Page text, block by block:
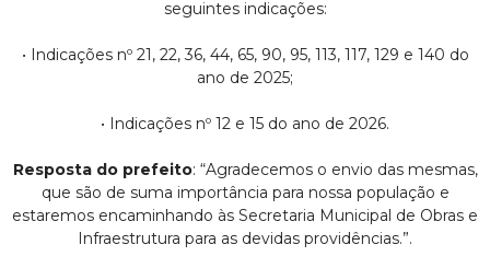
seguintes indicações:
• Indicações nº 21, 22, 36, 44, 65, 90, 95, 113, 117, 129 e 140 do
ano de 2025;
• Indicações nº 12 e 15 do ano de 2026.
Resposta do prefeito: “Agradecemos o envio das mesmas,
que são de suma importância para nossa população e
estaremos encaminhando às Secretaria Municipal de Obras e
Infraestrutura para as devidas providências.”.